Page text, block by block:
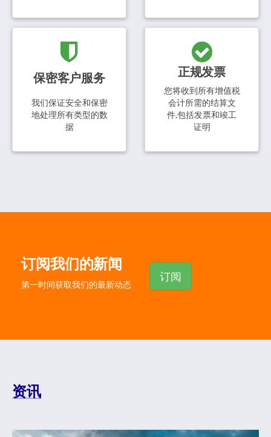
保密客户服务
我们保证安全和保密
地处理所有类型的数
据
正规发票
您将收到所有增值税
会计所需的结算文
件,包括发票和竣工
证明
订阅我们的新闻
第一时间获取我们的最新动态
订阅
资讯